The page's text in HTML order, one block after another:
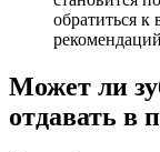
обратиться к
Может ли
отдавать в